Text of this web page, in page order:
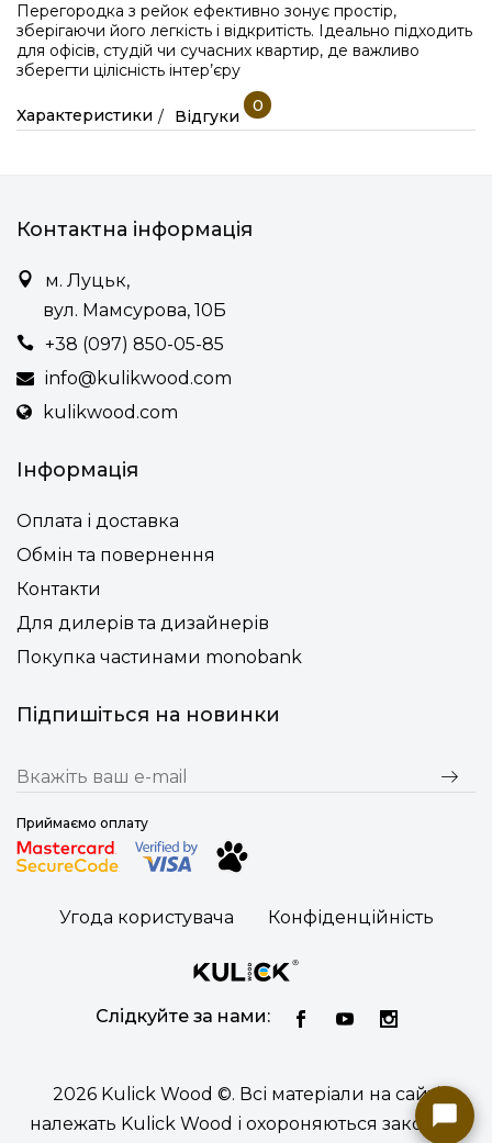
Перегородка з рейок ефективно зонує простір,
зберігаючи його легкість і відкритість. Ідеально підходить
для офісів, студій чи сучасних квартир, де важливо
зберегти цілісність інтер’єру
Характеристики Відгуки
0
Контактна інформація
м. Луцьк,
вул. Мамсурова, 10Б
+38 (097) 850-05-85
info@kulikwood.com
kulikwood.com
Інформація
Оплата і доставка
Обмін та повернення
Контакти
Для дилерів та дизайнерів
Покупка частинами monobank
Підпишіться на новинки
Приймаємо оплату
Угода користувача Конфіденційність
Слідкуйте за нами:
2026 Kulick Wood ©. Всі матеріали на сайті
належать Kulick Wood і охороняються законом.